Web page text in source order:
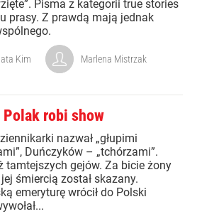
Pisma z kategorii true stories
prasy. Z prawdą mają jednak
Kim Marlena Mistrzak
Polak robi show
nazwał „głupimi
Duńczyków – „tchórzami”.
tamtejszych gejów. Za bicie żony
śmiercią został skazany.
emeryturę wrócił do Polski